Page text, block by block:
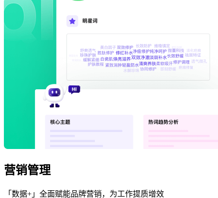
营销管理
「数据+」全面赋能品牌营销，为工作提质增效